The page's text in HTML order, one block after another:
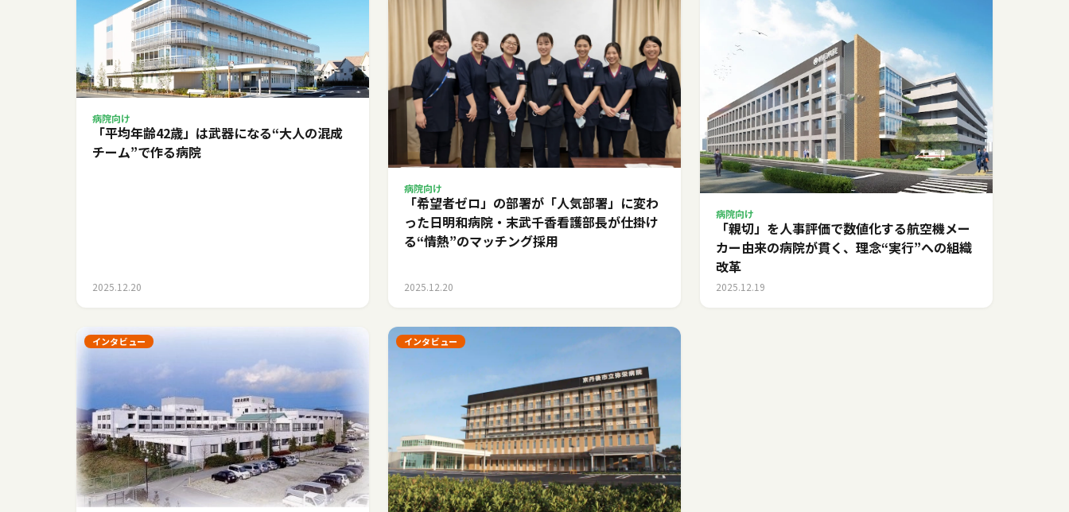
病院向け
「平均年齢42歳」は武器になる――“大人の混成
チーム”で作る病院
2025.12.20
病院向け
「希望者ゼロ」の部署が「人気部署」に変わ
った日――明和病院・末武千香看護部長が仕掛け
る“情熱”のマッチング採用
2025.12.20
病院向け
「親切」を人事評価で数値化する――航空機メー
カー由来の病院が貫く、理念“実行”への組織
改革
2025.12.19
インタビュー インタビュー